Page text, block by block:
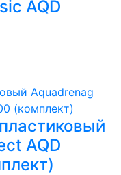
AQD
AQD